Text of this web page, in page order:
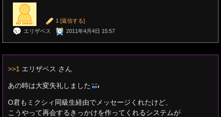
1 [返信する]
エリザベス
2011年4月4日 15:57
>>1 エリザベス さん
あの時は大変失礼しました
O君もミクシィ同級生経由でメッセージくれたけど、
こうやって再会するきっかけを作ってくれるシステムが